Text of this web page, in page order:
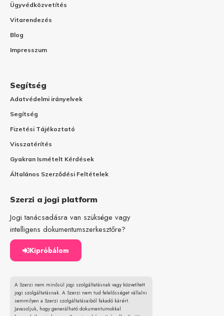
Ügyvédközvetítés
Vitarendezés
Blog
Impresszum
Segítség
Adatvédelmi irányelvek
Segítség
Fizetési Tájékoztató
Visszatérítés
Gyakran Ismételt Kérdések
Általános Szerződési Feltételek
Szerzi a jogi platform
Jogi tanácsadásra van szüksége vagy
intelligens dokumentumszerkesztőre?
Kipróbálom
A Szerzi nem minősül jogi szolgáltatásnak vagy közvetített
jogi szolgáltatásnak. A Szerzi nem tud felelősséget vállalni
semmilyen a Szerzi szolgáltatásaiból fakadó kárért.
Javasoljuk, hogy generálható dokumentumokkal